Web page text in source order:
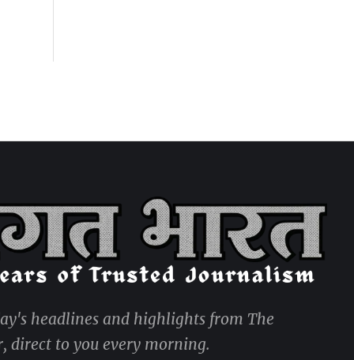
headlines and highlights from The
direct to you every morning.